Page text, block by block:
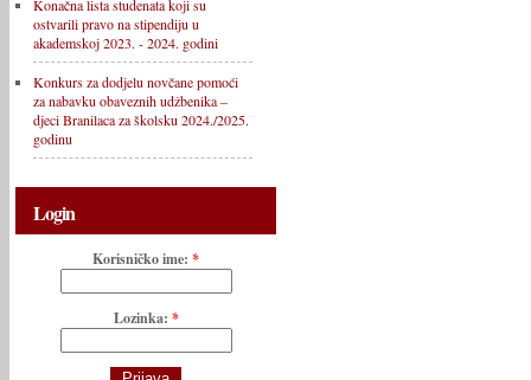
Konačna lista studenata koji su
ostvarili pravo na stipendiju u
akademskoj 2023. - 2024. godini
Konkurs za dodjelu novčane pomoći
za nabavku obaveznih udžbenika –
djeci Branilaca za školsku 2024./2025.
godinu
Login
Korisničko ime: *
Lozinka: *